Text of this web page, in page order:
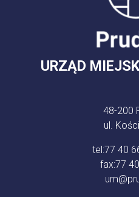
URZĄD
48-200
ul.
tel:77 40
fax:77